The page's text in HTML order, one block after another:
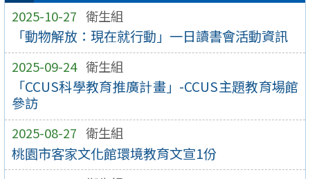
2025-10-27 衛生組
「動物解放：現在就行動」一日讀書會活動資訊
2025-09-24 衛生組
「CCUS科學教育推廣計畫」-CCUS主題教育場館
參訪
2025-08-27 衛生組
桃園市客家文化館環境教育文宣1份